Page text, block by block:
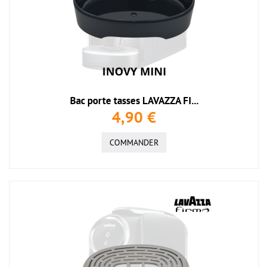
Bac porte tasses LAVAZZA FI...
4,90 €
COMMANDER